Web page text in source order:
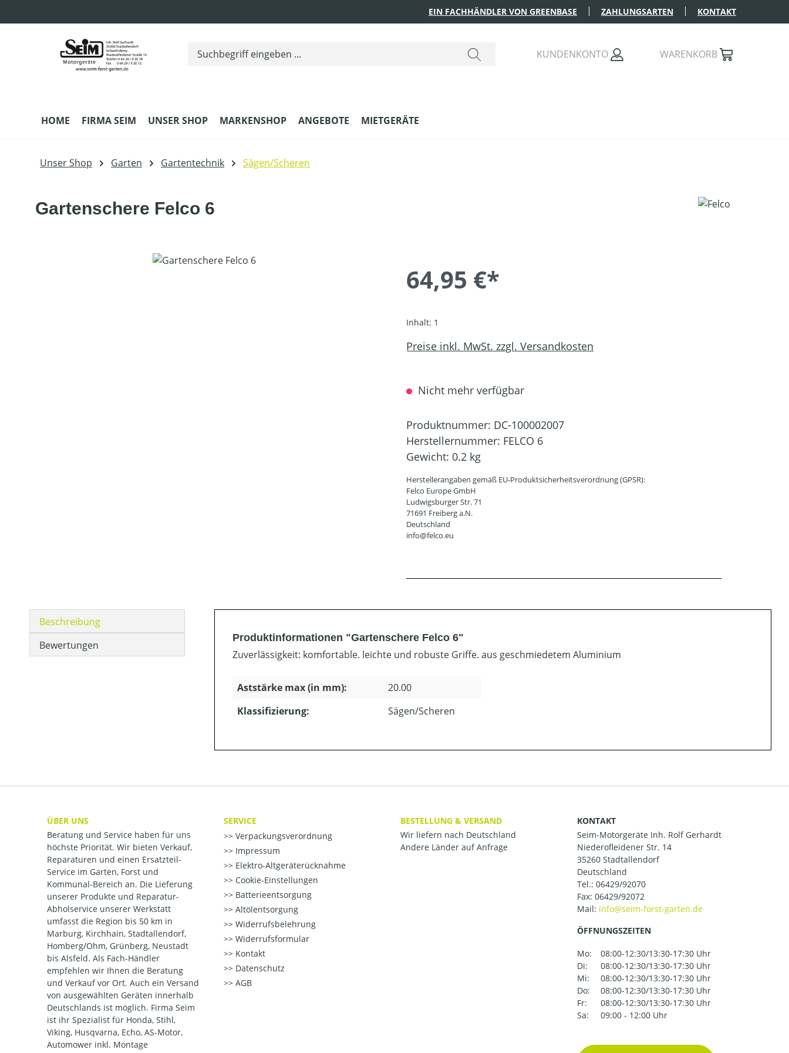
EIN FACHHÄNDLER VON GREENBASE ZAHLUNGSARTEN KONTAKT
KUNDENKONTO WARENKORB
HOME FIRMA SEIM UNSER SHOP MARKENSHOP ANGEBOTE MIETGERÄTE
Unser Shop Garten Gartentechnik Sägen/Scheren
Gartenschere Felco 6
64,95 €*
Inhalt: 1
Preise inkl. MwSt. zzgl. Versandkosten
Nicht mehr verfügbar
Produktnummer: DC-100002007
Herstellernummer: FELCO 6
Gewicht: 0.2 kg
Herstellerangaben gemäß EU-Produktsicherheitsverordnung (GPSR):
Felco Europe GmbH
Ludwigsburger Str. 71
71691 Freiberg a.N.
Deutschland
info@felco.eu
Beschreibung
Bewertungen
Produktinformationen "Gartenschere Felco 6"
Zuverlässigkeit: komfortable. leichte und robuste Griffe. aus geschmiedetem Aluminium
Aststärke max (in mm):
20.00
Klassifizierung:
Sägen/Scheren
ÜBER UNS
Beratung und Service haben für uns
höchste Priorität. Wir bieten Verkauf,
Reparaturen und einen Ersatzteil-
Service im Garten, Forst und
Kommunal-Bereich an. Die Lieferung
unserer Produkte und Reparatur-
Abholservice unserer Werkstatt
umfasst die Region bis 50 km in
Marburg, Kirchhain, Stadtallendorf,
Homberg/Ohm, Grünberg, Neustadt
bis Alsfeld. Als Fach-Händler
empfehlen wir Ihnen die Beratung
und Verkauf vor Ort. Auch ein Versand
von ausgewählten Geräten innerhalb
Deutschlands ist möglich. Firma Seim
ist ihr Spezialist für Honda, Stihl,
Viking, Husqvarna, Echo, AS-Motor,
Automower inkl. Montage
SERVICE
Verpackungsverordnung
Impressum
Elektro-Altgeräterücknahme
Cookie-Einstellungen
Batterieentsorgung
Altölentsorgung
Widerrufsbelehrung
Widerrufsformular
Kontakt
Datenschutz
AGB
BESTELLUNG & VERSAND
Wir liefern nach Deutschland
Andere Länder auf Anfrage
KONTAKT
Seim-Motorgeräte Inh. Rolf Gerhardt
Niederofleidener Str. 14
35260 Stadtallendorf
Deutschland
Tel.: 06429/92070
Fax: 06429/92072
Mail:
ÖFFNUNGSZEITEN
Mo:
08:00-12:30/13:30-17:30 Uhr
Di:
08:00-12:30/13:30-17:30 Uhr
Mi:
08:00-12:30/13:30-17:30 Uhr
Do:
08:00-12:30/13:30-17:30 Uhr
Fr:
08:00-12:30/13:30-17:30 Uhr
Sa:
09:00 - 12:00 Uhr